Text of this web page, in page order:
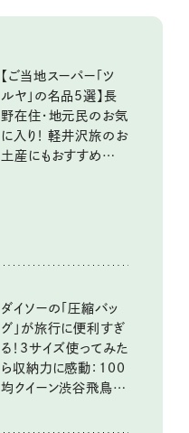
【ご当地スーパー「ツ
ルヤ」の名品5選】長
野在住・地元民のお気
に入り！ 軽井沢旅のお
土産にもおすすめのお
ダイソーの「圧縮バッ
グ」が旅行に便利すぎ
る！3サイズ使ってみた
ら収納力に感動：100
均クイーン渋谷飛鳥の